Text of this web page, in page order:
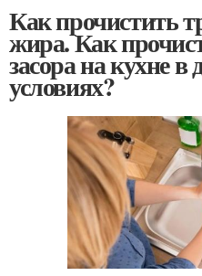
Как прочистить
жира. Как
засора на кухне
условиях?